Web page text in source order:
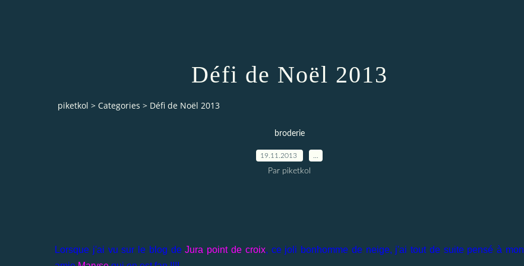
Défi de Noël 2013
piketkol > Categories > Défi de Noël 2013
broderie
19.11.2013
Par piketkol
Lorsque j'ai vu sur le blog deJura point de croix, ce joli bonhomme de neige, j'ai tout de suite pensé à mon